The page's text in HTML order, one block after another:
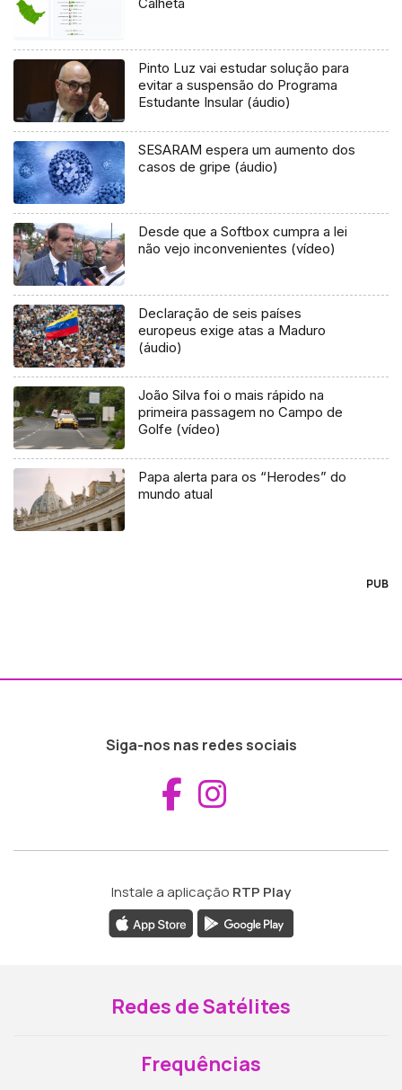
Calheta
Pinto Luz vai estudar solução para
evitar a suspensão do Programa
Estudante Insular (áudio)
SESARAM espera um aumento dos
casos de gripe (áudio)
Desde que a Softbox cumpra a lei
não vejo inconvenientes (vídeo)
Declaração de seis países
europeus exige atas a Maduro
(áudio)
João Silva foi o mais rápido na
primeira passagem no Campo de
Golfe (vídeo)
Papa alerta para os “Herodes” do
mundo atual
PUB
Siga-nos nas redes sociais
Aceder ao
Instale a aplicação RTP Play
Redes de Satélites
Frequências